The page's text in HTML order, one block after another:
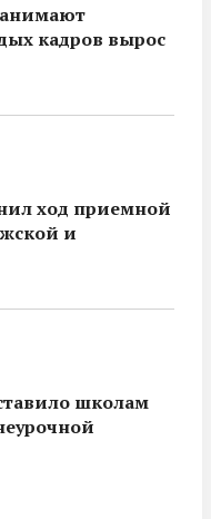
кадров вырос
ход приемной
и
школам